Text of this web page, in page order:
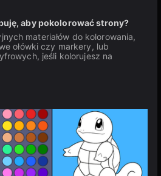
aby pokolorować strony?
materiałów do kolorowania,
ołówki czy markery, lub
jeśli kolorujesz na